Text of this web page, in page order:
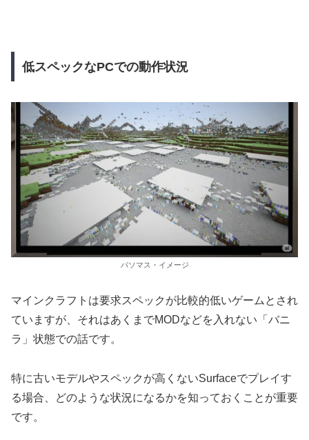
低スペックなPCでの動作状況
パソマス・イメージ
マインクラフトは要求スペックが比較的低いゲームとされ
ていますが、それはあくまでMODなどを入れない「バニ
ラ」状態での話です。
特に古いモデルやスペックが高くないSurfaceでプレイす
る場合、どのような状況になるかを知っておくことが重要
です。